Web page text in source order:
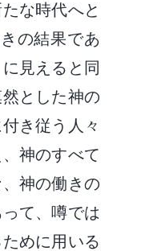
な時代へと
の結果であ
見えると同
とした神の
き従う人々
神のすべて
神の働きの
て、噂では
めに用いる